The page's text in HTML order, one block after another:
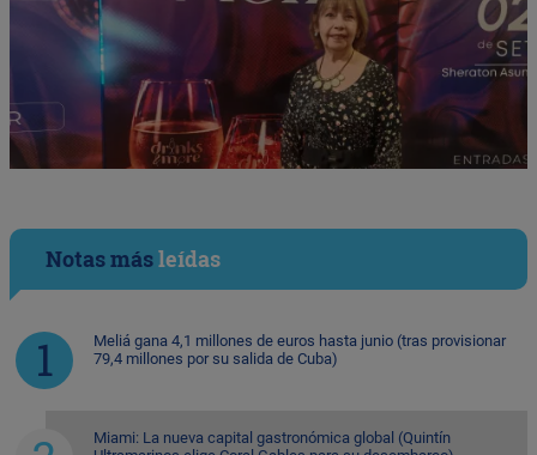
Notas másleídas
Meliá gana 4,1 millones de euros hasta junio (tras provisionar
79,4 millones por su salida de Cuba)
Miami: La nueva capital gastronómica global (Quintín